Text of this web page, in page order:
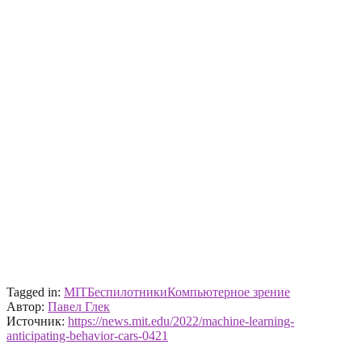
Tagged in: MITБеспилотникиКомпьютерное зрение
Автор: Павел Глек
Источник: https://news.mit.edu/2022/machine-learning-
anticipating-behavior-cars-0421